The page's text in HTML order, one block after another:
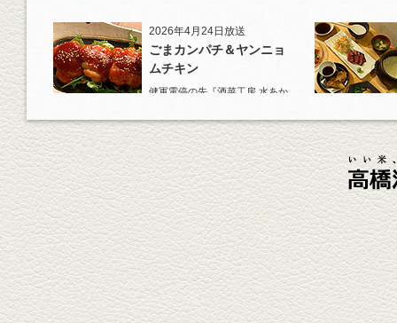
2026年4月24日放送
ごまカンパチ＆ヤンニョ
ムチキン
健軍電停の先『酒菜工房 水あか
杯！まずは『ごまカンパチ』を
肴に。
2026年4月3日放送
元祖 鶏焼売＆牛テールの
土鍋めし
健軍電停そば『湯気立つ料理』
が名物の『yuge(ゆげ)』へ。
『白岳』を使った『旨み緑茶
割』で乾杯！
2026年3月13日放送
焼鳥おまかせ８本
健軍自衛隊通り『焼鳥 菖蒲谷』
で最高級の焼鳥を味わう。『銀